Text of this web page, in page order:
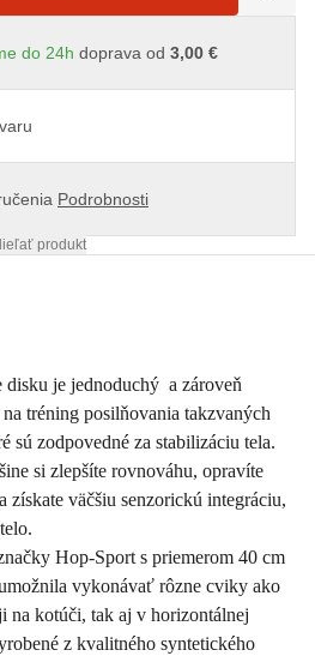
do 24h doprava od 3,00 €
Podrobnosti
produkt
disku je jednoduchý a zároveň
tréning posilňovania takzvaných
sú zodpovedné za stabilizáciu tela.
si zlepšíte rovnováhu, opravíte
získate väčšiu senzorickú integráciu,
Hop-Sport s priemerom 40 cm
vykonávať rôzne cviky ako
na kotúči, tak aj v horizontálnej
z kvalitného syntetického